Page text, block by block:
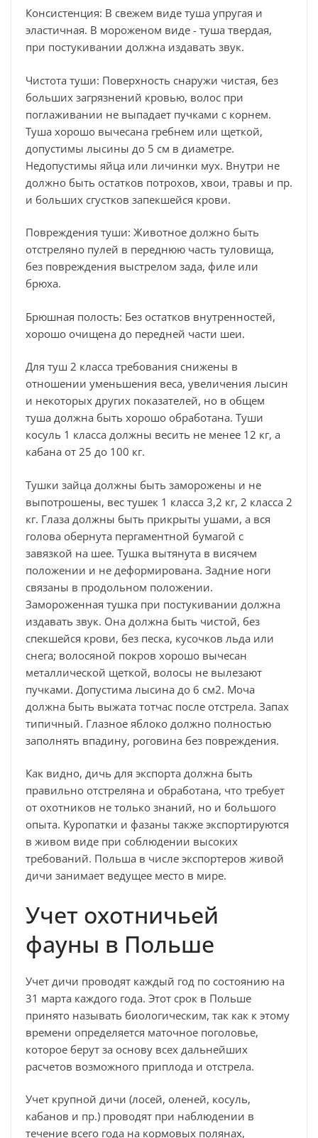
Консистенция: В свежем виде туша упругая и
эластичная. В мороженом виде - туша твердая,
при постукивании должна издавать звук.
Чистота туши: Поверхность снаружи чистая, без
больших загрязнений кровью, волос при
поглаживании не выпадает пучками с корнем.
Туша хорошо вычесана гребнем или щеткой,
допустимы лысины до 5 см в диаметре.
Недопустимы яйца или личинки мух. Внутри не
должно быть остатков потрохов, хвои, травы и пр.
и больших сгустков запекшейся крови.
Повреждения туши: Животное должно быть
отстреляно пулей в переднюю часть туловища,
без повреждения выстрелом зада, филе или
брюха.
Брюшная полость: Без остатков внутренностей,
хорошо очищена до передней части шеи.
Для туш 2 класса требования снижены в
отношении уменьшения веса, увеличения лысин
и некоторых других показателей, но в общем
туша должна быть хорошо обработана. Туши
косуль 1 класса должны весить не менее 12 кг, а
кабана от 25 до 100 кг.
Тушки зайца должны быть заморожены и не
выпотрошены, вес тушек 1 класса 3,2 кг, 2 класса 2
кг. Глаза должны быть прикрыты ушами, а вся
голова обернута пергаментной бумагой с
завязкой на шее. Тушка вытянута в висячем
положении и не деформирована. Задние ноги
связаны в продольном положении.
Замороженная тушка при постукивании должна
издавать звук. Она должна быть чистой, без
спекшейся крови, без песка, кусочков льда или
снега; волосяной покров хорошо вычесан
металлической щеткой, волосы не вылезают
пучками. Допустима лысина до 6 см2. Моча
должна быть выжата тотчас после отстрела. Запах
типичный. Глазное яблоко должно полностью
заполнять впадину, роговина без повреждения.
Как видно, дичь для экспорта должна быть
правильно отстреляна и обработана, что требует
от охотников не только знаний, но и большого
опыта. Куропатки и фазаны также экспортируются
в живом виде при соблюдении высоких
требований. Польша в числе экспортеров живой
дичи занимает ведущее место в мире.
Учет охотничьей
фауны в Польше
Учет дичи проводят каждый год по состоянию на
31 марта каждого года. Этот срок в Польше
принято называть биологическим, так как к этому
времени определяется маточное поголовье,
которое берут за основу всех дальнейших
расчетов возможного приплода и отстрела.
Учет крупной дичи (лосей, оленей, косуль,
кабанов и пр.) проводят при наблюдении в
течение всего года на кормовых полянах,